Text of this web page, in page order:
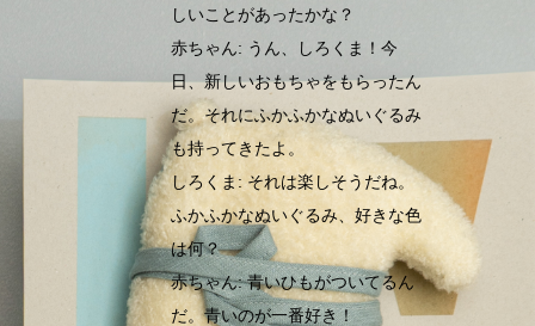
しいことがあったかな？
赤ちゃん: うん、しろくま！今
日、新しいおもちゃをもらったん
だ。それにふかふかなぬいぐるみ
も持ってきたよ。
しろくま: それは楽しそうだね。
ふかふかなぬいぐるみ、好きな色
は何？
赤ちゃん: 青いひもがついてるん
だ。青いのが一番好き！